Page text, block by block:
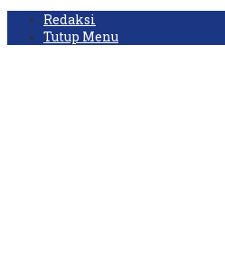
Redaksi
Tutup Menu